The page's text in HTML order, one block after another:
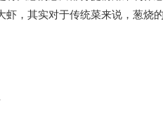
虾，其实对于传统菜来说，葱烧